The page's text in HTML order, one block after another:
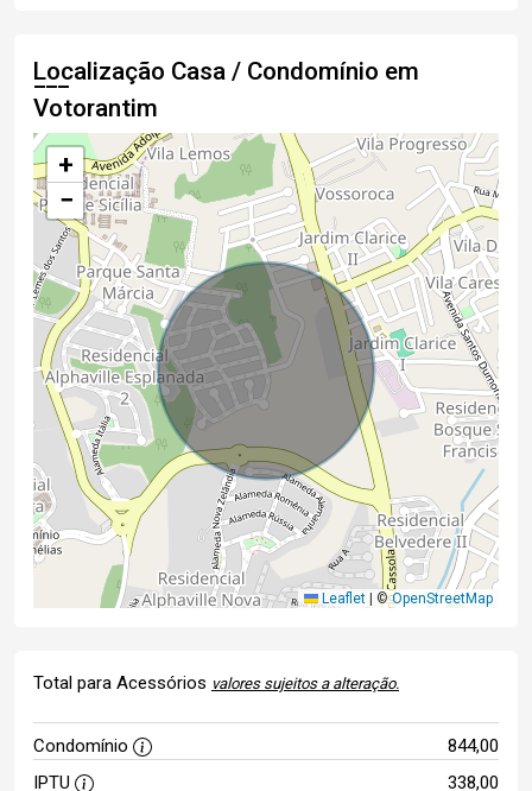
Localização Casa / Condomínio em
Votorantim
+
−
Leaflet ©OpenStreetMap
Total para Acessórios valores sujeitos a alteração.
Condomínio
844,00
IPTU
338,00